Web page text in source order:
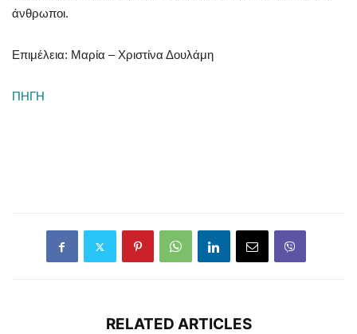
άνθρωποι.
Επιμέλεια: Μαρία – Χριστίνα Δουλάμη
ΠΗΓΗ
RELATED ARTICLES